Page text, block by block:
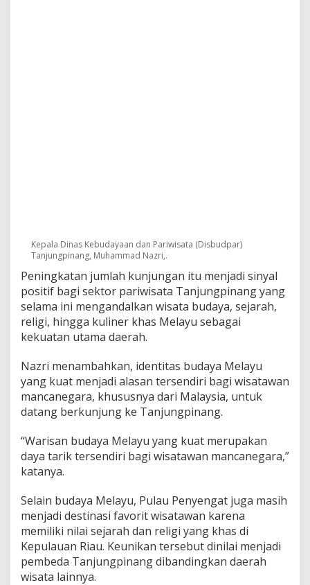
Kepala Dinas Kebudayaan dan Pariwisata (Disbudpar)
Tanjungpinang, Muhammad Nazri,.
Peningkatan jumlah kunjungan itu menjadi sinyal
positif bagi sektor pariwisata Tanjungpinang yang
selama ini mengandalkan wisata budaya, sejarah,
religi, hingga kuliner khas Melayu sebagai
kekuatan utama daerah.
Nazri menambahkan, identitas budaya Melayu
yang kuat menjadi alasan tersendiri bagi wisatawan
mancanegara, khususnya dari Malaysia, untuk
datang berkunjung ke Tanjungpinang.
“Warisan budaya Melayu yang kuat merupakan
daya tarik tersendiri bagi wisatawan mancanegara,”
katanya.
Selain budaya Melayu, Pulau Penyengat juga masih
menjadi destinasi favorit wisatawan karena
memiliki nilai sejarah dan religi yang khas di
Kepulauan Riau. Keunikan tersebut dinilai menjadi
pembeda Tanjungpinang dibandingkan daerah
wisata lainnya.